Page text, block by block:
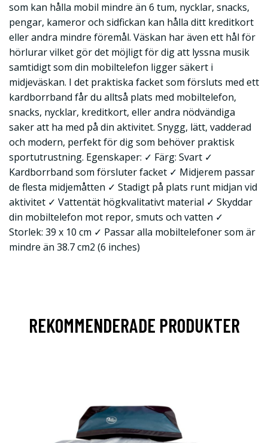
som kan hålla mobil mindre än 6 tum, nycklar, snacks,
pengar, kameror och sidfickan kan hålla ditt kreditkort
eller andra mindre föremål. Väskan har även ett hål för
hörlurar vilket gör det möjligt för dig att lyssna musik
samtidigt som din mobiltelefon ligger säkert i
midjeväskan. I det praktiska facket som försluts med ett
kardborrband får du alltså plats med mobiltelefon,
snacks, nycklar, kreditkort, eller andra nödvändiga
saker att ha med på din aktivitet. Snygg, lätt, vadderad
och modern, perfekt för dig som behöver praktisk
sportutrustning. Egenskaper: ✓ Färg: Svart ✓
Kardborrband som försluter facket ✓ Midjerem passar
de flesta midjemåtten ✓ Stadigt på plats runt midjan vid
aktivitet ✓ Vattentät högkvalitativt material ✓ Skyddar
din mobiltelefon mot repor, smuts och vatten ✓
Storlek: 39 x 10 cm ✓ Passar alla mobiltelefoner som är
mindre än 38.7 cm2 (6 inches)
REKOMMENDERADE PRODUKTER